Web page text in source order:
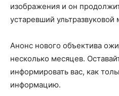
изображения и он
устаревший ультразвуковой
Анонс нового объектива
несколько месяцев.
информировать вас, как
информацию.